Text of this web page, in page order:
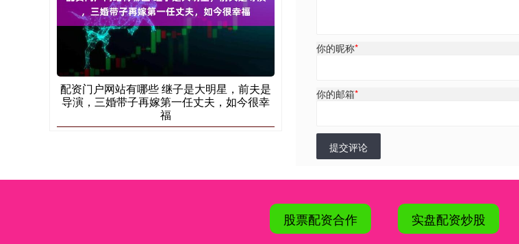
你的昵称*
你的邮箱*
提交评论
配资门户网站有哪些 继子是大明星，前夫是
导演，三婚带子再嫁第一任丈夫，如今很幸
福
股票配资合作 实盘配资炒股